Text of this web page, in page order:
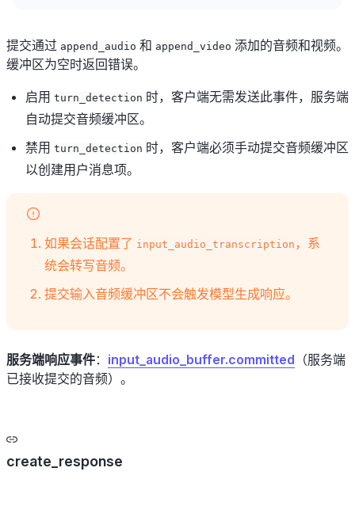
提交通过 append_audio 和 append_video 添加的音频和视频。
缓冲区为空时返回错误。
启用 turn_detection 时，客户端无需发送此事件，服务端
自动提交音频缓冲区。
禁用 turn_detection 时，客户端必须手动提交音频缓冲区
以创建用户消息项。
如果会话配置了 input_audio_transcription ，系
统会转写音频。
提交输入音频缓冲区不会触发模型生成响应。
服务端响应事件： input_audio_buffer.committed （服务端
已接收提交的音频）。
create_response